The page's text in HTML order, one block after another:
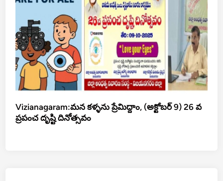
Vizianagaram:మన కళ్ళను ప్రేమిద్దాం, (అక్టోబర్ 9) 26 వ
ప్రపంచ దృష్టి దినోత్సవం